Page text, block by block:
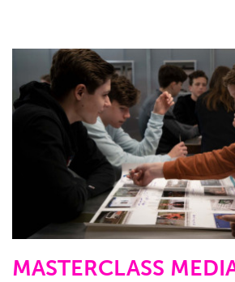
MASTERCLASS